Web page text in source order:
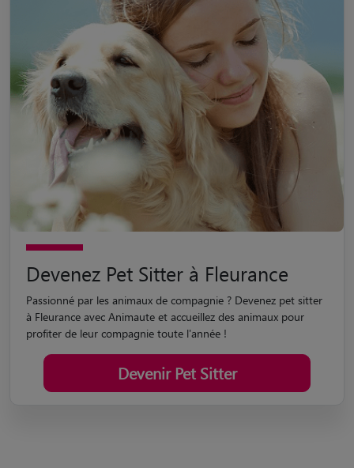
Devenez Pet Sitter à Fleurance
Passionné par les animaux de compagnie ? Devenez pet sitter
à Fleurance avec Animaute et accueillez des animaux pour
profiter de leur compagnie toute l'année !
Devenir Pet Sitter